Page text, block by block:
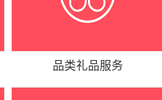
品类礼品服务